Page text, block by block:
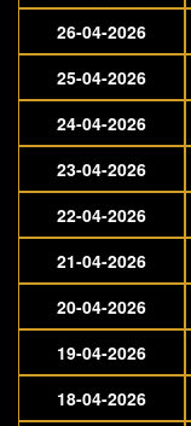
26-04-2026
25-04-2026
24-04-2026
23-04-2026
22-04-2026
21-04-2026
20-04-2026
19-04-2026
18-04-2026